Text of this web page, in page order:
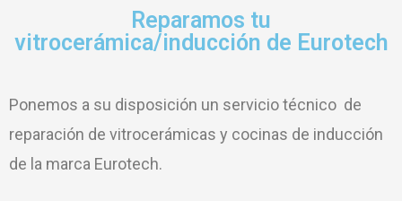
Reparamos tu
vitrocerámica/inducción de Eurotech
Ponemos a su disposición un servicio técnico de
reparación de vitrocerámicas y cocinas de inducción
de la marca Eurotech.